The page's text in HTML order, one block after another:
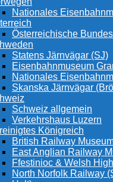
Nationales
Österreichische
Statens Järnvägar (SJ)
Eisenbahnmuseum
Nationales
Skanska Järnvägar
Schweiz allgemein
Verkehrshaus Luzern
Königreich
British Railway
East Anglian Railway
Ffestinioc & Welsh
North Norfolk Railway